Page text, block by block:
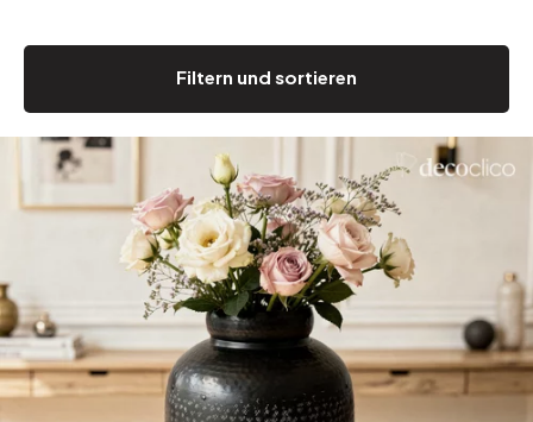
Sofaende oder Nachttisch umfunktionieren kann..
Filtern und sortieren